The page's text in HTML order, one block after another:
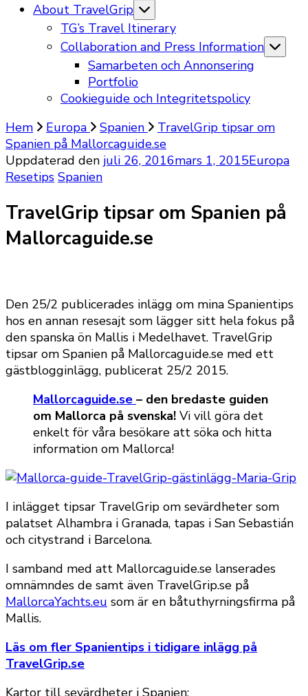
About TravelGrip
TG’s Travel Itinerary
Collaboration and Press Information
Samarbeten och Annonsering
Portfolio
Cookieguide och Integritetspolicy
Hem
Europa Spanien
TravelGrip tipsar om
Spanien på Mallorcaguide.se
Uppdaterad den juli 26, 2016mars 1, 2015Europa
Resetips Spanien
TravelGrip tipsar om Spanien på
Mallorcaguide.se
Den 25/2 publicerades inlägg om mina Spanientips
hos en annan resesajt som lägger sitt hela fokus på
den spanska ön Mallis i Medelhavet. TravelGrip
tipsar om Spanien på Mallorcaguide.se med ett
gästblogginlägg, publicerat 25/2 2015.
Mallorcaguide.se – den bredaste guiden
om Mallorca på svenska! Vi vill göra det
enkelt för våra besökare att söka och hitta
information om Mallorca!
I inlägget tipsar TravelGrip om sevärdheter som
palatset Alhambra i Granada, tapas i San Sebastián
och citystrand i Barcelona.
I samband med att Mallorcaguide.se lanserades
omnämndes de samt även TravelGrip.se på
MallorcaYachts.eu som är en båtuthyrningsfirma på
Mallis.
Läs om fler Spanientips i tidigare inlägg på
TravelGrip.se
Kartor till sevärdheter i Spanien: